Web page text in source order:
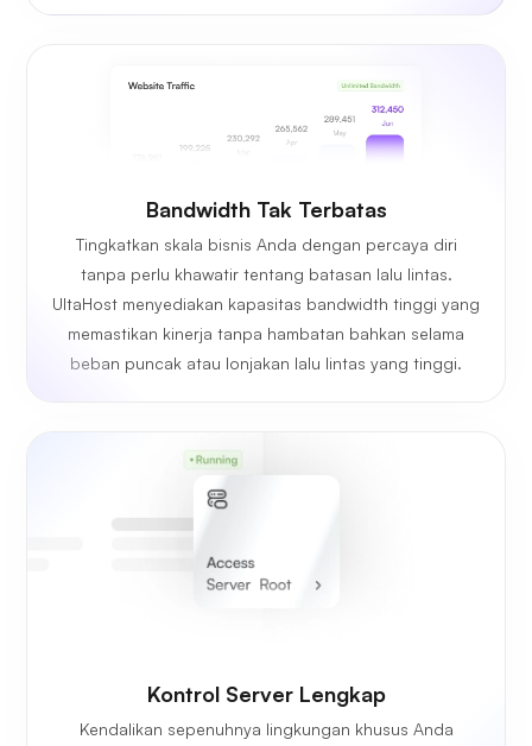
Bandwidth Tak Terbatas
Tingkatkan skala bisnis Anda dengan percaya diri
tanpa perlu khawatir tentang batasan lalu lintas.
UltaHost menyediakan kapasitas bandwidth tinggi yang
memastikan kinerja tanpa hambatan bahkan selama
beban puncak atau lonjakan lalu lintas yang tinggi.
Kontrol Server Lengkap
Kendalikan sepenuhnya lingkungan khusus Anda